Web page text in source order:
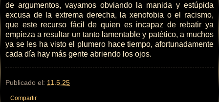
de argumentos, vayamos obviando la manida y estúpida
excusa de la extrema derecha, la xenofobia o el racismo,
que este recurso fácil de quien es incapaz de rebatir ya
empieza a resultar un tanto lamentable y patético, a muchos
ya se les ha visto el plumero hace tiempo, afortunadamente
cada día hay más gente abriendo los ojos.
Publicado el: 11.5.25
Compartir